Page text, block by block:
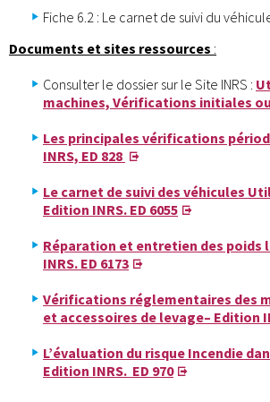
Fiche 6.2 : Le carnet de suivi du
Documents et sites ressources :
Consulter le dossier sur le Site INRS :
machines, Vérifications initiales
Les principales vérifications
INRS, ED 828
Le carnet de suivi des véhicules
Edition INRS. ED 6055
Réparation et entretien des poids
INRS. ED 6173
Vérifications réglementaires des
et accessoires de levage– Edition
L’évaluation du risque Incendie
Edition INRS. ED 970